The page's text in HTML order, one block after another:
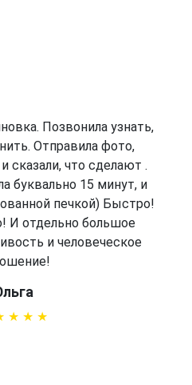
Позвонила узнать,
Отправила фото,
сказали, что сделают .
буквально 15 минут, и
печкой) Быстро!
И отдельно большое
и человеческое